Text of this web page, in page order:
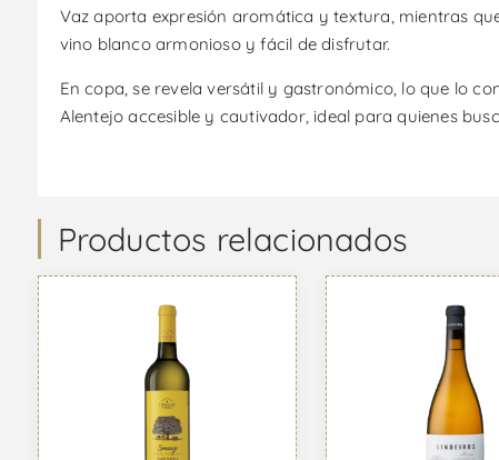
Vaz aporta expresión aromática y textura, mientras
vino blanco armonioso y fácil de disfrutar.
En copa, se revela versátil y gastronómico, lo que lo
Alentejo accesible y cautivador, ideal para quienes
Productos relacionados